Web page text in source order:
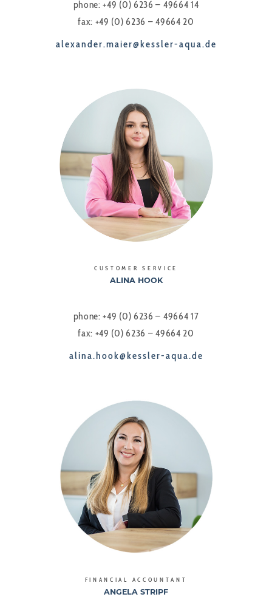
phone: +49 (0) 6236 – 49664 14
fax: +49 (0) 6236 – 49664 20
alexander.maier@kessler-aqua.de
CUSTOMER SERVICE
ALINA HOOK
phone: +49 (0) 6236 – 49664 17
fax: +49 (0) 6236 – 49664 20
alina.hook@kessler-aqua.de
FINANCIAL ACCOUNTANT
ANGELA STRIPF